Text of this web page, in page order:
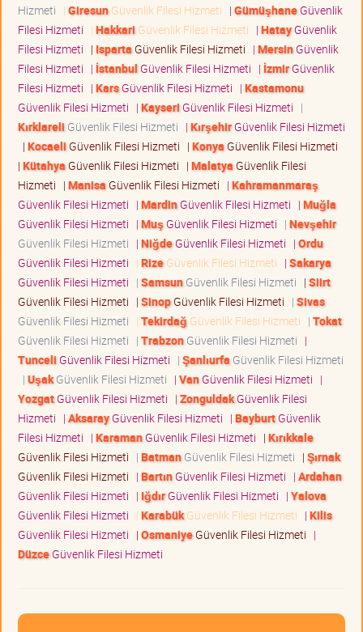
Hizmeti | GiresunGüvenlik Filesi Hizmeti | GümüşhaneGüvenlik
Filesi Hizmeti | Hakkari Güvenlik Filesi Hizmeti | HatayGüvenlik
Filesi Hizmeti | Isparta Güvenlik Filesi Hizmeti | MersinGüvenlik
Filesi Hizmeti | İstanbul Güvenlik Filesi Hizmeti | İzmirGüvenlik
Filesi Hizmeti | KarsGüvenlik Filesi Hizmeti | Kastamonu
Güvenlik Filesi Hizmeti | Kayseri Güvenlik Filesi Hizmeti |
Kırklareli Güvenlik Filesi Hizmeti | KırşehirGüvenlik Filesi Hizmeti
| Kocaeli Güvenlik Filesi Hizmeti | Konya Güvenlik Filesi Hizmeti
| Kütahya Güvenlik Filesi Hizmeti | Malatya Güvenlik Filesi
Hizmeti | Manisa Güvenlik Filesi Hizmeti | Kahramanmaraş
Güvenlik Filesi Hizmeti | MardinGüvenlik Filesi Hizmeti | Muğla
Güvenlik Filesi Hizmeti | Muş Güvenlik Filesi Hizmeti | Nevşehir
Güvenlik Filesi Hizmeti | NiğdeGüvenlik Filesi Hizmeti | Ordu
Güvenlik Filesi Hizmeti | RizeGüvenlik Filesi Hizmeti | Sakarya
Güvenlik Filesi Hizmeti | SamsunGüvenlik Filesi Hizmeti | Siirt
Güvenlik Filesi Hizmeti | SinopGüvenlik Filesi Hizmeti | Sivas
Güvenlik Filesi Hizmeti | Tekirdağ Güvenlik Filesi Hizmeti | Tokat
Güvenlik Filesi Hizmeti | TrabzonGüvenlik Filesi Hizmeti |
Tunceli Güvenlik Filesi Hizmeti | Şanlıurfa Güvenlik Filesi Hizmeti
| UşakGüvenlik Filesi Hizmeti | VanGüvenlik Filesi Hizmeti |
YozgatGüvenlik Filesi Hizmeti | ZonguldakGüvenlik Filesi
Hizmeti | AksarayGüvenlik Filesi Hizmeti | BayburtGüvenlik
Filesi Hizmeti | KaramanGüvenlik Filesi Hizmeti | Kırıkkale
Güvenlik Filesi Hizmeti | BatmanGüvenlik Filesi Hizmeti | Şırnak
Güvenlik Filesi Hizmeti | BartınGüvenlik Filesi Hizmeti | Ardahan
Güvenlik Filesi Hizmeti | IğdırGüvenlik Filesi Hizmeti | Yalova
Güvenlik Filesi Hizmeti | KarabükGüvenlik Filesi Hizmeti | Kilis
Güvenlik Filesi Hizmeti | OsmaniyeGüvenlik Filesi Hizmeti |
DüzceGüvenlik Filesi Hizmeti